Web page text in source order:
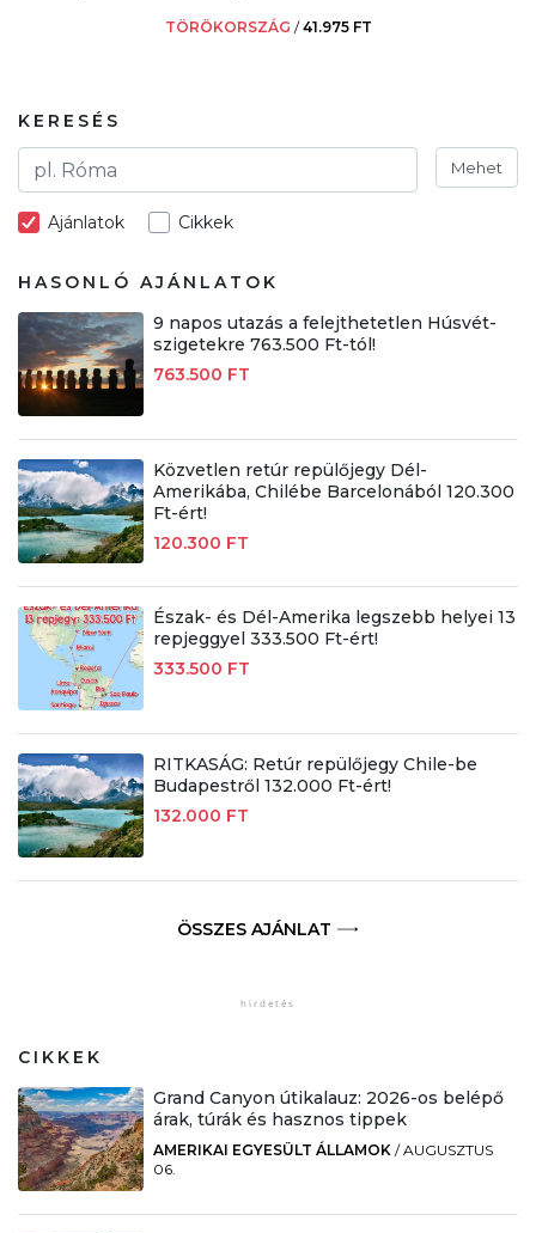
TÖRÖKORSZÁG /41.975 FT
KERESÉS
Mehet
Ajánlatok Cikkek
HASONLÓ AJÁNLATOK
9 napos utazás a felejthetetlen Húsvét-
szigetekre 763.500 Ft-tól!
763.500 FT
Közvetlen retúr repülőjegy Dél-
Amerikába, Chilébe Barcelonából 120.300
Ft-ért!
120.300 FT
Észak- és Dél-Amerika legszebb helyei 13
repjeggyel 333.500 Ft-ért!
333.500 FT
RITKASÁG: Retúr repülőjegy Chile-be
Budapestről 132.000 Ft-ért!
132.000 FT
ÖSSZES AJÁNLAT
CIKKEK
Grand Canyon útikalauz: 2026-os belépő
árak, túrák és hasznos tippek
AMERIKAI EGYESÜLT ÁLLAMOK /AUGUSZTUS
06.